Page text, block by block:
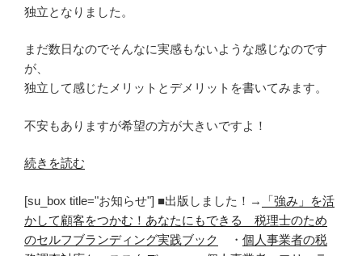
独立となりました。
まだ数日なのでそんなに実感もないような感じなのです
が、
独立して感じたメリットとデメリットを書いてみます。
不安もありますが希望の方が大きいですよ！
“独
し
て
改
続きを読む
[su_box title="お知らせ"] ■出版しました！→
「強み」を活
かして顧客をつかむ！あなたにもできる 税理士のため
のセルフブランディング実践ブック
・ 個人事業者の税